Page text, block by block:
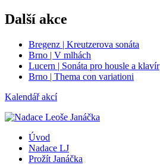
Další akce
Bregenz | Kreutzerova sonáta
Brno | V mlhách
Lucern | Sonáta pro housle a klavír
Brno | Thema con variationi
Kalendář akcí
Úvod
Nadace LJ
Prožít Janáčka